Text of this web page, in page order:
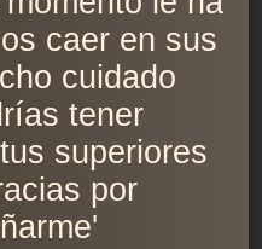
caer en sus
cuidado
tener
superiores
por